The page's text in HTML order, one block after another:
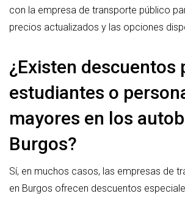
con la empresa de transporte público
precios actualizados y las opciones
¿Existen descuentos
estudiantes o
mayores en los
Burgos?
Sí, en muchos casos, las empresas de
en Burgos ofrecen descuentos